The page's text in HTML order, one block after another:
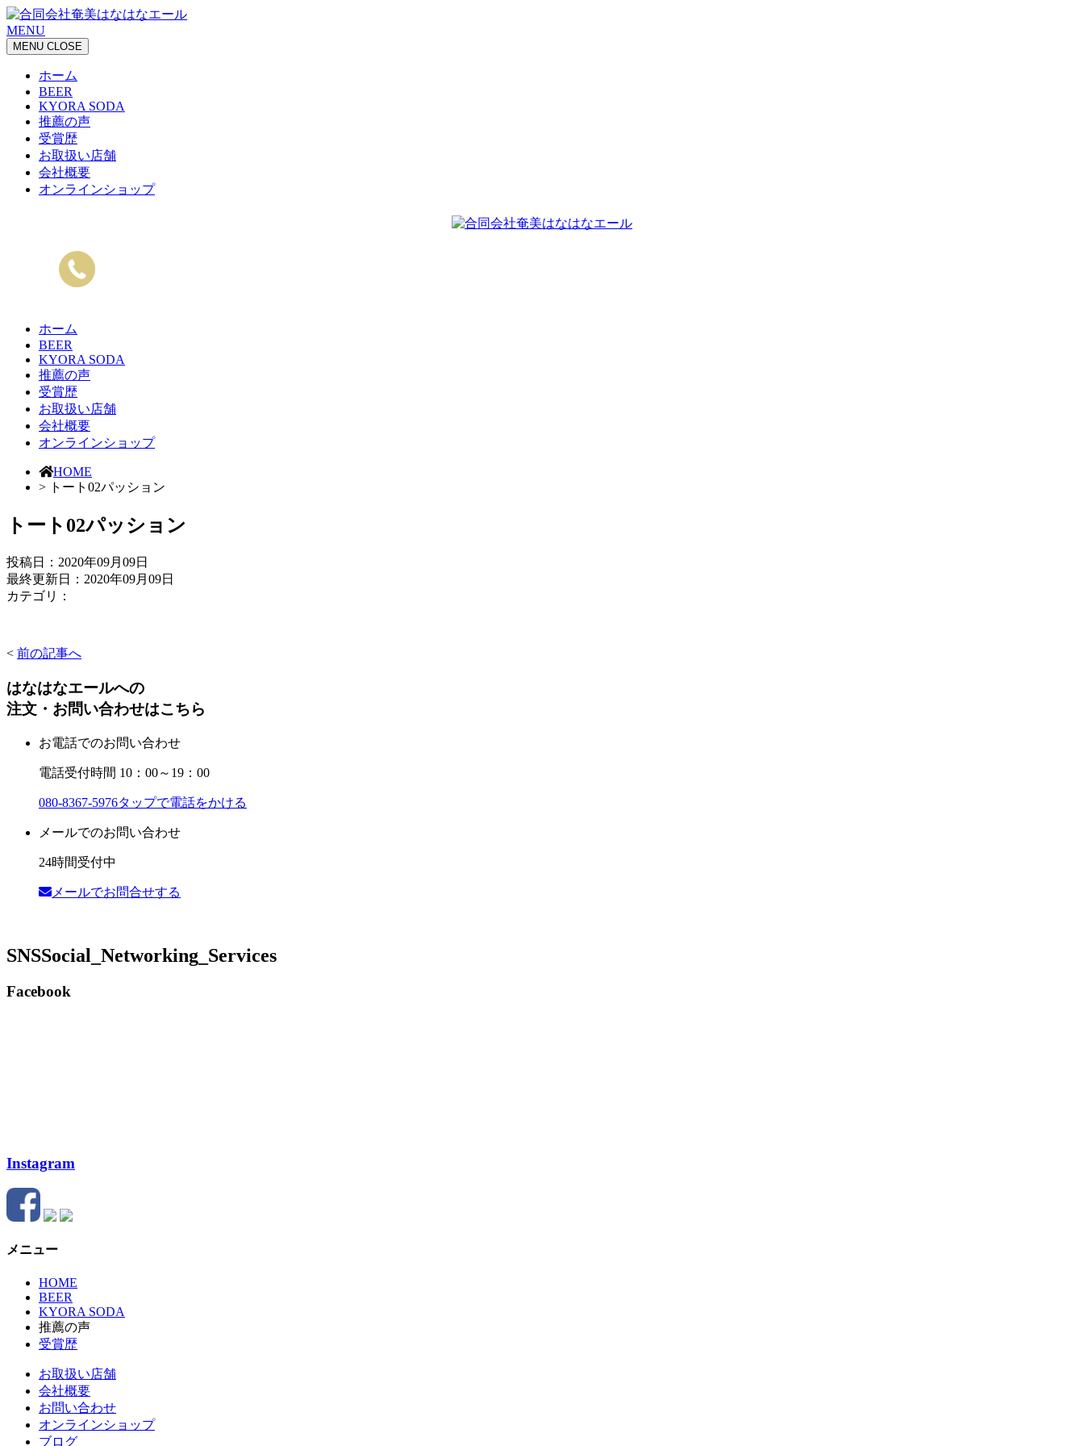
MENU
MENU CLOSE
ホーム
BEER
KYORA SODA
推薦の声
受賞歴
お取扱い店舗
会社概要
オンラインショップ
ホーム
BEER
KYORA SODA
推薦の声
受賞歴
お取扱い店舗
会社概要
オンラインショップ
HOME
> トート02パッション
トート02パッション
投稿日： 2020年09月09日
最終更新日：2020年09月09日
カテゴリ：
< 前の記事へ
はなはなエールへの
注文・お問い合わせはこちら
お電話でのお問い合わせ
電話受付時間 10：00～19：00
080-8367-5976タップで電話をかける
メールでのお問い合わせ
24時間受付中
メールでお問合せする
SNSSocial_Networking_Services
Facebook
Instagram
メニュー
HOME
BEER
KYORA SODA
推薦の声
受賞歴
お取扱い店舗
会社概要
お問い合わせ
オンラインショップ
ブログ